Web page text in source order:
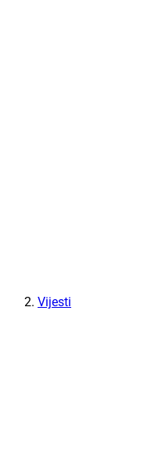
Vijesti